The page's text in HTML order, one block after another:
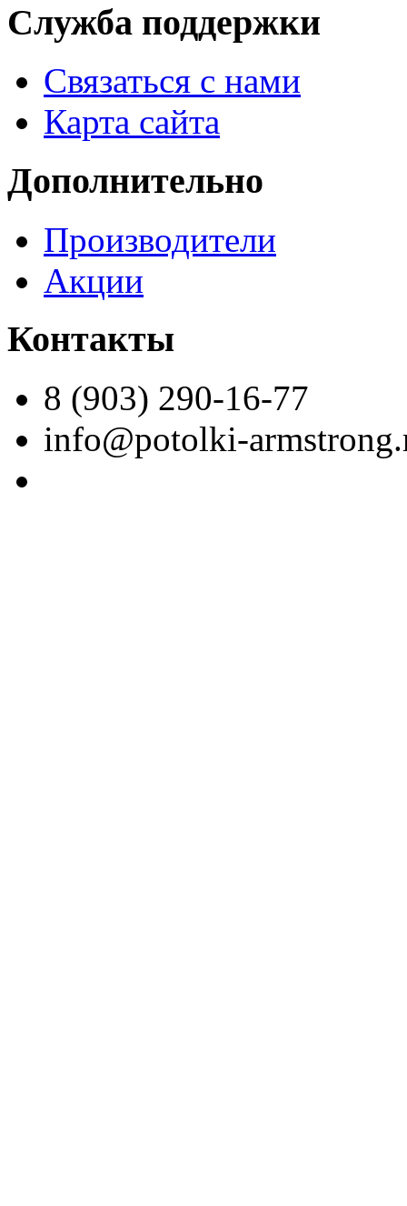
Служба поддержки
Связаться с нами
Карта сайта
Дополнительно
Производители
Акции
Контакты
8 (903) 290-16-77
info@potolki-